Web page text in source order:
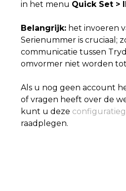
in het menu Quick Set >
Belangrijk: het invoeren
Serienummer is cruciaal;
communicatie tussen
omvormer niet worden
Als u nog geen account
of vragen heeft over de
kunt u deze
raadplegen.